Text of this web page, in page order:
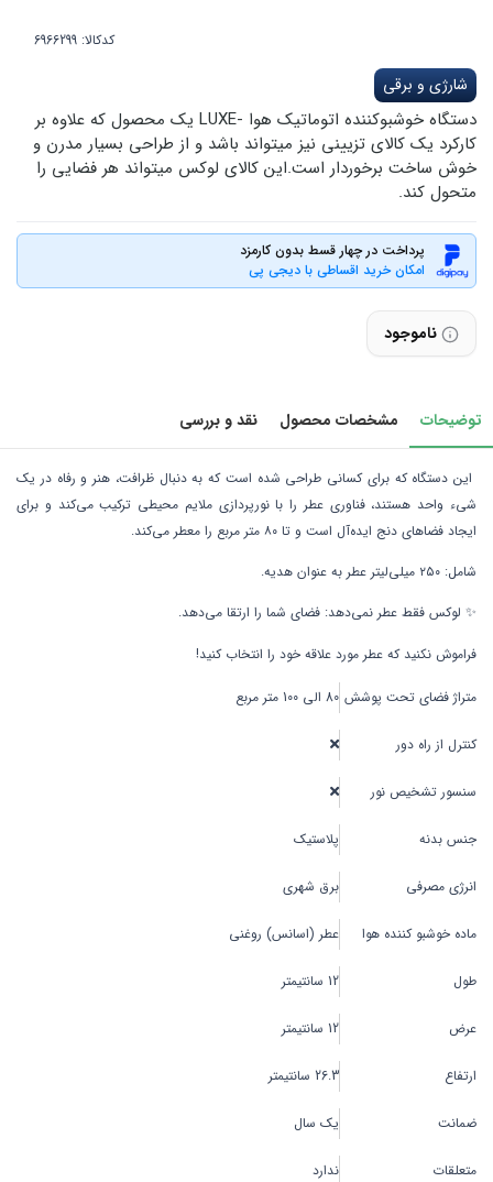
کدکالا:
شارژی و برقی
دستگاه خوشبوکننده اتوماتیک هوا -LUXE یک محصول که علاوه بر
کارکرد یک کالای تزیینی نیز میتواند باشد و از طراحی بسیار مدرن و
خوش ساخت برخوردار است.این کالای لوکس میتواند هر فضایی را
متحول کند.
پرداخت در چهار قسط بدون کارمزد
امکان خرید اقساطی با دیجی پی
ناموجود
توضیحات مشخصات محصول نقد و بررسی
این دستگاه که برای کسانی طراحی شده است که به دنبال ظرافت، هنر و رفاه در یک
شیء واحد هستند، فناوری عطر را با نورپردازی ملایم محیطی ترکیب می‌کند و برای
ایجاد فضاهای دنج ایده‌آل است و تا ۸۰ متر مربع را معطر می‌کند.
شامل: ۲۵۰ میلی‌لیتر عطر به عنوان هدیه.
✨ لوکس فقط عطر نمی‌دهد: فضای شما را ارتقا می‌دهد.
فراموش نکنید که عطر مورد علاقه خود را انتخاب کنید!
متراژ فضای تحت پوشش 80 الی 100 متر مربع
کنترل از راه دور
سنسور تشخیص نور
جنس بدنه پلاستیک
انرژی مصرفی برق شهری
ماده خوشبو کننده هوا عطر (اسانس) روغنی
طول 12 سانتیمتر
عرض 12 سانتیمتر
ارتفاع 26.3 سانتیمتر
ضمانت یک سال
متعلقات ندارد